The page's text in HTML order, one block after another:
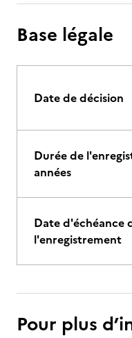
Base légale
Date de décision
Durée de
années
Date d'échéance
l'enregistrement
Pour plus